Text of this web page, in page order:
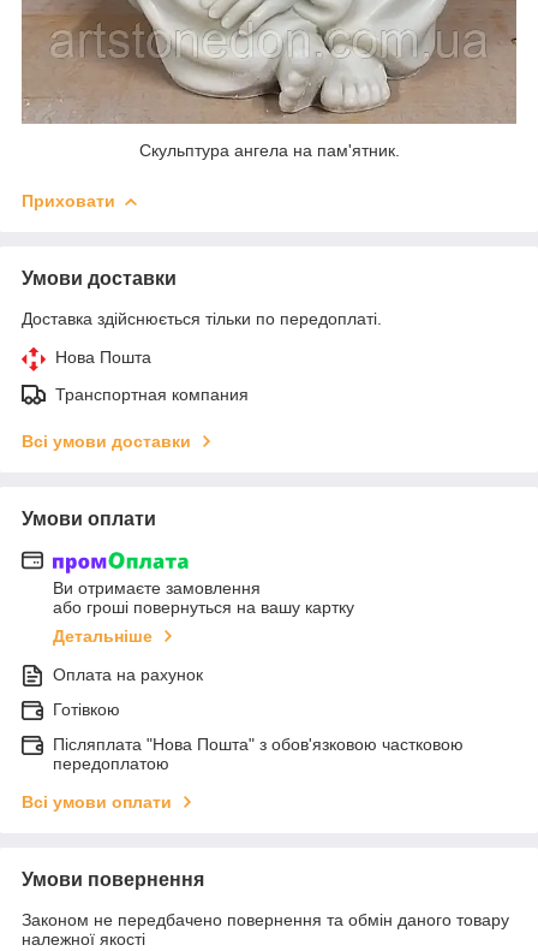
Скульптура ангела на пам'ятник.
Приховати
Умови доставки
Доставка здійснюється тільки по передоплаті.
Нова Пошта
Транспортная компания
Всі умови доставки
Умови оплати
Ви отримаєте замовлення
або гроші повернуться на вашу картку
Детальніше
Оплата на рахунок
Готівкою
Післяплата "Нова Пошта" з обов'язковою частковою
передоплатою
Всі умови оплати
Умови повернення
Законом не передбачено повернення та обмін даного товару
належної якості